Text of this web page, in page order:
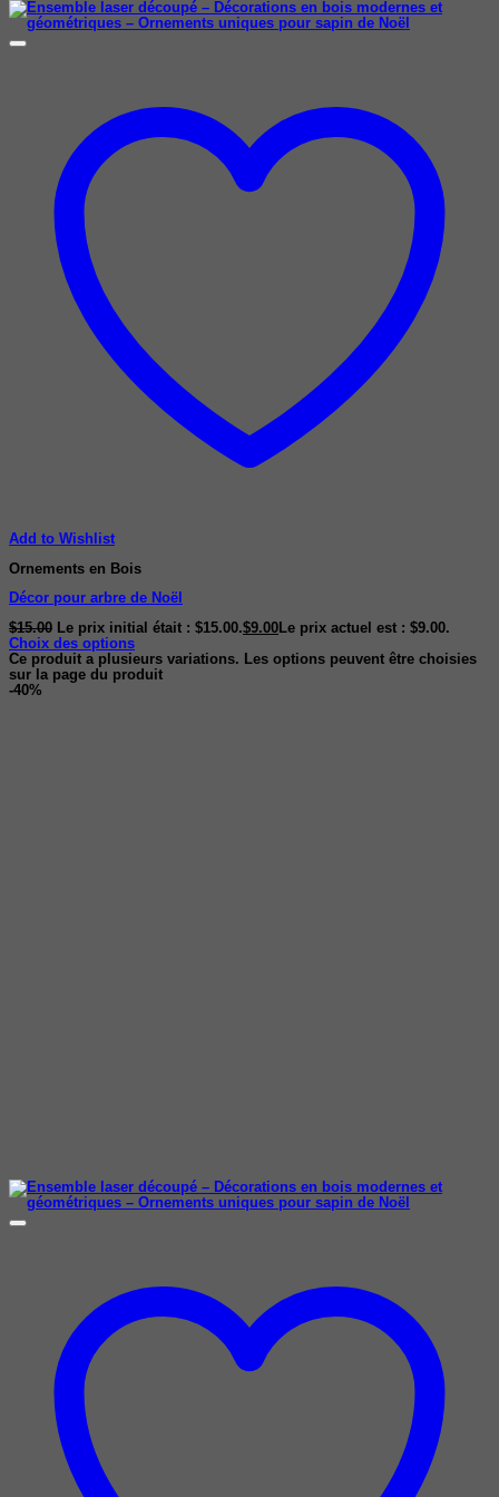
Add to Wishlist
Ornements en Bois
Décor pour arbre de Noël
$15.00 Le prix initial était : $15.00.$9.00 Le prix actuel est : $9.00.
Choix des options
Ce produit a plusieurs variations. Les options peuvent être choisies
sur la page du produit
-40%